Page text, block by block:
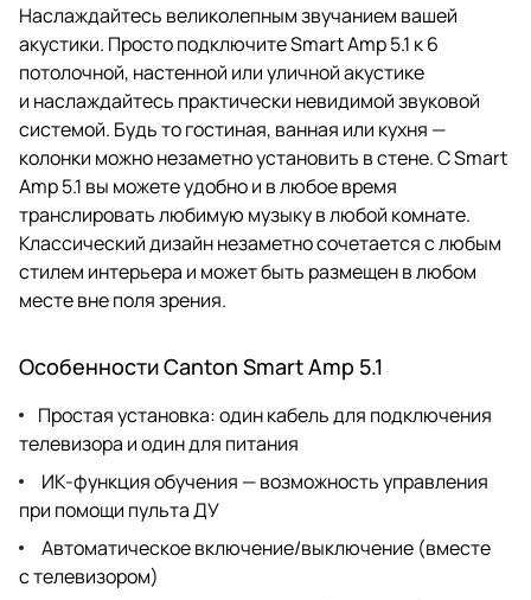
Наслаждайтесь великолепным звучанием вашей
акустики. Просто подключите Smart Amp 5.1 к 6
потолочной, настенной или уличной акустике
и наслаждайтесь практически невидимой звуковой
системой. Будь то гостиная, ванная или кухня —
колонки можно незаметно установить в стене. С Smart
Amp 5.1 вы можете удобно и в любое время
транслировать любимую музыку в любой комнате.
Классический дизайн незаметно сочетается с любым
стилем интерьера и может быть размещен в любом
месте вне поля зрения.
Особенности Canton Smart Amp 5.1
Простая установка: один кабель для подключения
телевизора и один для питания
ИК-функция обучения — возможность управления
при помощи пульта ДУ
Автоматическое включение/выключение (вместе
с телевизором)